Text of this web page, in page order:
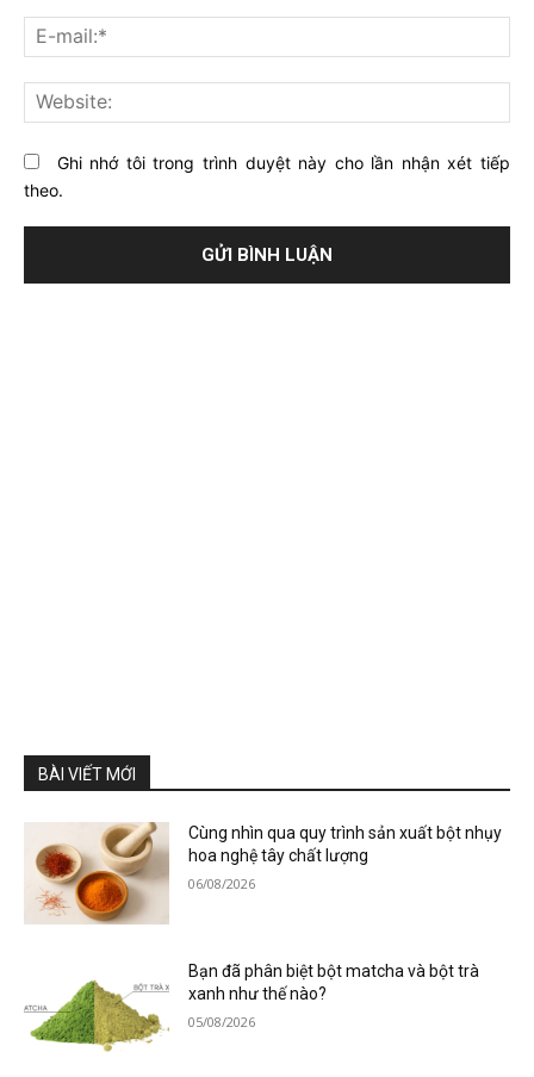
về
bài
viết
này?
Ghi nhớ tôi trong trình duyệt này cho lần nhận xét tiếp
theo.
BÀI VIẾT MỚI
Cùng nhìn qua quy trình sản xuất bột nhụy
hoa nghệ tây chất lượng
06/08/2026
Bạn đã phân biệt bột matcha và bột trà
xanh như thế nào?
05/08/2026